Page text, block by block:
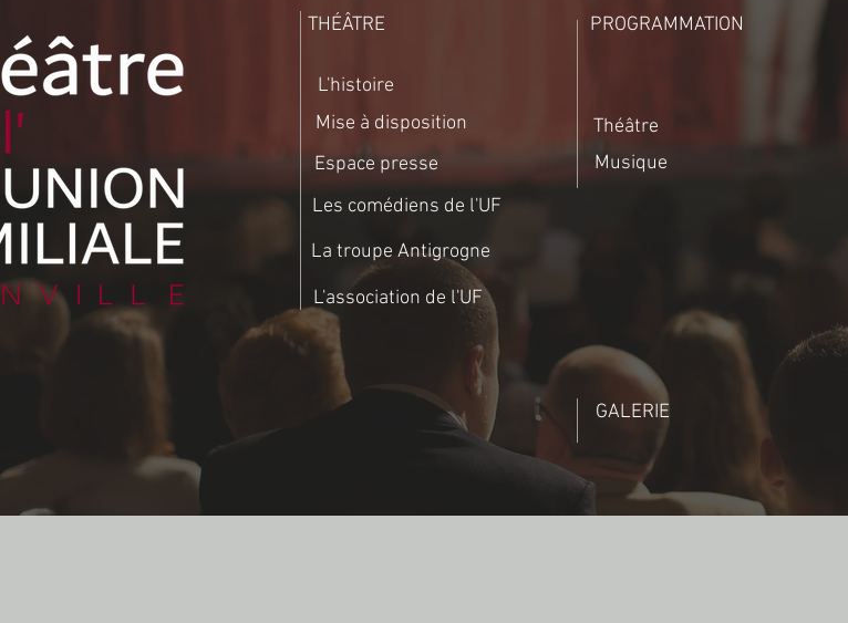
THÉÂTRE
Mise à disposition
L'histoire
Les comédiens de l'UF
Espace presse
La troupe Antigrogne
L'association de l'UF
PROGRAMMATION
Théâtre
Musique
GALERIE